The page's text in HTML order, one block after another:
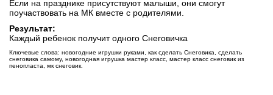
Если на празднике присутствуют малыши, они смогут
поучаствовать на МК вместе с родителями.
Результат:
Каждый ребенок получит одного Снеговичка
Ключевые слова: новогодние игрушки руками, как сделать Снеговика, сделать
снеговика самому, новогодная игрушка мастер класс, мастер класс снеговик из
пенопласта, мк снеговик.